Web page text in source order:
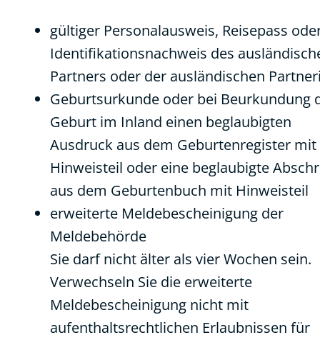
gültiger Personalausweis, Reisepass
Identifikationsnachweis des
Partners oder der ausländischen
Geburtsurkunde oder bei Beurkundung
Geburt im Inland einen beglaubigten
Ausdruck aus dem Geburtenregister mit
Hinweisteil oder eine beglaubigte
aus dem Geburtenbuch mit Hinweisteil
erweiterte Meldebescheinigung der
Meldebehörde
Sie darf nicht älter als vier Wochen sein.
Verwechseln Sie die erweiterte
Meldebescheinigung nicht mit
aufenthaltsrechtlichen Erlaubnissen für